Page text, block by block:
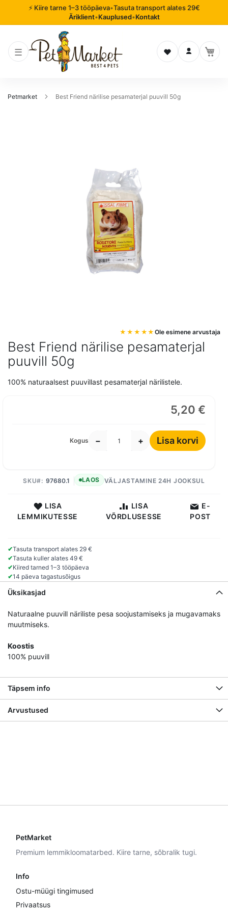
⚡ Kiire tarne 1–3 tööpäeva•Tasuta transport alates 29€
Äriklient•Kauplused•Kontakt
Soovinimekiri
Logi sisse
Petmarket Best Friend närilise pesamaterjal puuvill 50g
Best Friend närilise pesamaterjal
puuvill 50g
Ole esimene arvustaja
100% naturaalsest puuvillast pesamaterjal närilistele.
5,20 €
Kogus − + Lisa korvi
VÄLJASTAMINE 24H JOOKSUL
SKU 97680.1 LAOS
LISA
LEMMIKUTESSE
LISA
VÕRDLUSESSE
E-
POST
✔Tasuta transport alates 29 €
✔Tasuta kuller alates 49 €
✔Kiired tarned 1–3 tööpäeva
✔14 päeva tagastusõigus
pildigalerii
algusesse
Üksikasjad
Naturaalne puuvill näriliste pesa soojustamiseks ja mugavamaks
muutmiseks.
Koostis
100% puuvill
Täpsem info
Arvustused
PetMarket
Premium lemmikloomatarbed. Kiire tarne, sõbralik tugi.
Info
Ostu-müügi tingimused
Privaatsus